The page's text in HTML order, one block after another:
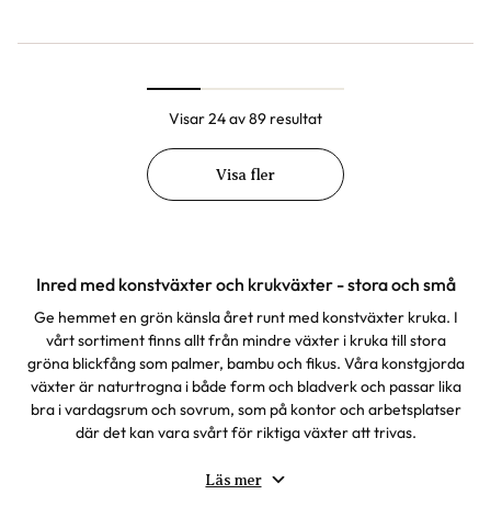
Visar 24 av 89 resultat
Visa fler
Inred med konstväxter och krukväxter - stora och små
Ge hemmet en grön känsla året runt med konstväxter kruka. I
vårt sortiment finns allt från mindre växter i kruka till stora
gröna blickfång som palmer, bambu och fikus. Våra konstgjorda
växter är naturtrogna i både form och bladverk och passar lika
bra i vardagsrum och sovrum, som på kontor och arbetsplatser
där det kan vara svårt för riktiga växter att trivas.
större fejkväxt att placera på golvet hittar du ett brett urval av
Läs mer